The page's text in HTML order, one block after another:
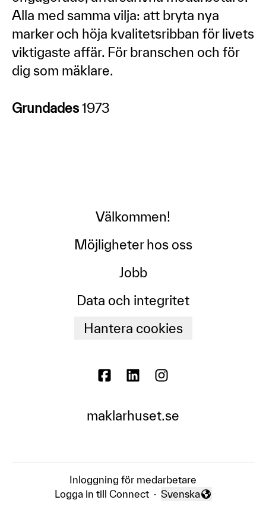
Alla med samma vilja: att bryta nya
marker och höja kvalitetsribban för livets
viktigaste affär. För branschen och för
dig som mäklare.
Grundades 1973
Välkommen!
Möjligheter hos oss
Jobb
Data och integritet
Hantera cookies
maklarhuset.se
Inloggning för medarbetare
Logga in till Connect ·
Byt språk
Svenska